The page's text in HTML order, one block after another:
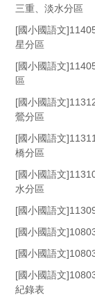
三重、淡水分區
[國小國語文
星分區
[國小國語文
區
[國小國語文
鶯分區
[國小國語文
橋分區
[國小國語文
水分區
[國小國語文
[國小國語文
[國小國語文
[國小國語文
紀錄表